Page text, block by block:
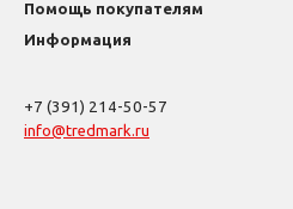
Помощь покупателям
Информация
+7 (391) 214-50-57
info@tredmark.ru